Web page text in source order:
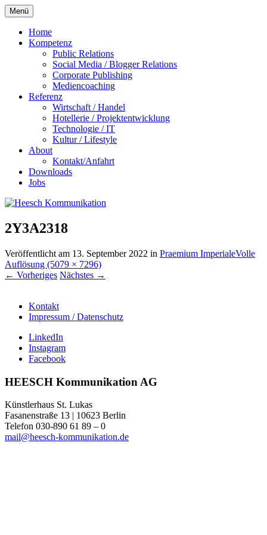
Menü Zum
Inhalt
springen
Home
Kompetenz
Public Relations
Social Media / Blogger Relations
Corporate Publishing
Mediencoaching
Referenz
Wirtschaft / Handel
Hotellerie / Projektentwicklung
Technologie / IT
Kultur / Lifestyle
About
Kontakt/Anfahrt
Downloads
Jobs
2Y3A2318
Veröffentlicht am 13. September 2022 in Praemium ImperialeVolle
Auflösung (5079 × 7296)
← Vorheriges Nächstes →
Kontakt
Impressum / Datenschutz
LinkedIn
Instagram
Facebook
HEESCH Kommunikation AG
Künstlerhaus St. Lukas
Fasanenstraße 13 | 10623 Berlin
Telefon 030-890 61 89 – 0
mail@heesch-kommunikation.de